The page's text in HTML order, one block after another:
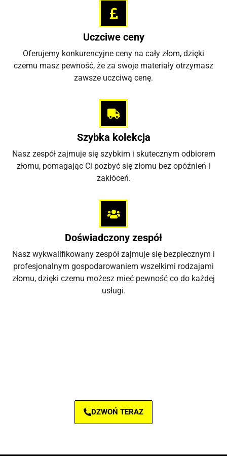
Uczciwe ceny
Oferujemy konkurencyjne ceny na cały złom, dzięki
czemu masz pewność, że za swoje materiały otrzymasz
zawsze uczciwą cenę.
Szybka kolekcja
Nasz zespół zajmuje się szybkim i skutecznym odbiorem
złomu, pomagając Ci pozbyć się złomu bez opóźnień i
zakłóceń.
Doświadczony zespół
Nasz wykwalifikowany zespół zajmuje się bezpiecznym i
profesjonalnym gospodarowaniem wszelkimi rodzajami
złomu, dzięki czemu możesz mieć pewność co do każdej
usługi.
DZWOŃ TERAZ